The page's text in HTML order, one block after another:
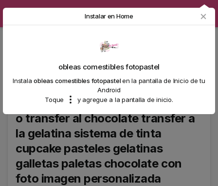
obleas comestibles fotopastel
tinta comestible impresoras hojas
icing sheets wafer rice paper
arroz azucar glass chocotransfer
o transfer al chocolate transfer a
la gelatina sistema de tinta
cupcake pasteles gelatinas
galletas paletas chocolate con
foto imagen personalizada
Instalar en Home
obleas comestibles fotopastel
Instalaobleas comestibles fotopastelen la pantalla de Inicio de tu
Android
Toque
y agregue a la pantalla de inicio.